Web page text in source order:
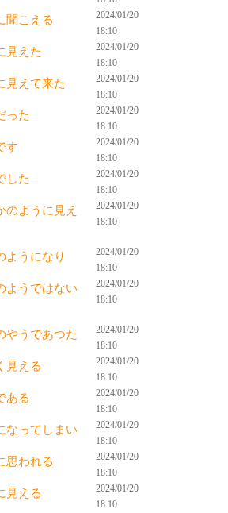
聞こえる
2024/01/20
18:10
見えた
2024/01/20
18:10
見えて来た
2024/01/20
18:10
った
2024/01/20
18:10
す
2024/01/20
18:10
した
2024/01/20
18:10
のように見え
2024/01/20
18:10
ようになり
2024/01/20
18:10
ようではない
2024/01/20
18:10
やうであつた
2024/01/20
18:10
見える
2024/01/20
18:10
ある
2024/01/20
18:10
なってしまい
2024/01/20
18:10
思われる
2024/01/20
18:10
見える
2024/01/20
18:10